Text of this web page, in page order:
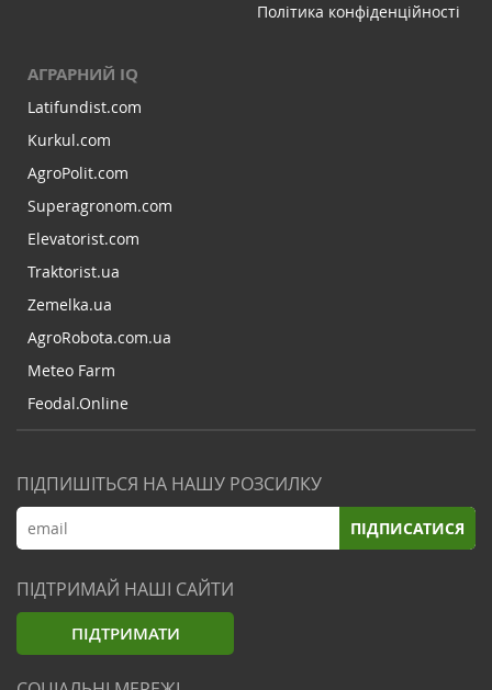
Політика конфіденційності
АГРАРНИЙ IQ
Latifundist.com
Kurkul.com
AgroPolit.com
Superagronom.com
Elevatorist.com
Traktorist.ua
Zemelka.ua
AgroRobota.com.ua
Meteo Farm
Feodal.Online
ПІДПИШІТЬСЯ НА НАШУ РОЗСИЛКУ
ПІДПИСАТИСЯ
ПІДТРИМАЙ НАШІ САЙТИ
ПІДТРИМАТИ